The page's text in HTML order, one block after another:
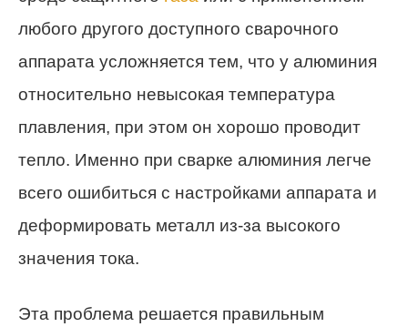
любого другого доступного сварочного
аппарата усложняется тем, что у алюминия
относительно невысокая температура
плавления, при этом он хорошо проводит
тепло. Именно при сварке алюминия легче
всего ошибиться с настройками аппарата и
деформировать металл из-за высокого
значения тока.
Эта проблема решается правильным